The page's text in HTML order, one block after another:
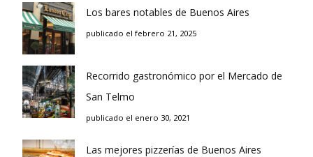
Los bares notables de Buenos Aires
publicado el febrero 21, 2025
Recorrido gastronómico por el Mercado de
San Telmo
publicado el enero 30, 2021
Las mejores pizzerías de Buenos Aires